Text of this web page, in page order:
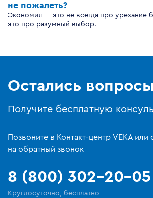
не пожалеть?
Экономия — это не всегда про урезание
это про разумный выбор.
Остались
Получите бесплатную
Позвоните в Контакт-центр VEKA или
на обратный звонок
8 (800) 302-20-05
Круглосуточно, бесплатно